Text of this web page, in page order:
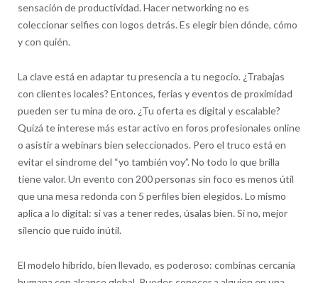
sensación de productividad. Hacer networking no es
coleccionar selfies con logos detrás. Es elegir bien dónde, cómo
y con quién.
La clave está en adaptar tu presencia a tu negocio. ¿Trabajas
con clientes locales? Entonces, ferias y eventos de proximidad
pueden ser tu mina de oro. ¿Tu oferta es digital y escalable?
Quizá te interese más estar activo en foros profesionales online
o asistir a webinars bien seleccionados. Pero el truco está en
evitar el síndrome del “yo también voy”. No todo lo que brilla
tiene valor. Un evento con 200 personas sin foco es menos útil
que una mesa redonda con 5 perfiles bien elegidos. Lo mismo
aplica a lo digital: si vas a tener redes, úsalas bien. Si no, mejor
silencio que ruido inútil.
El modelo híbrido, bien llevado, es poderoso: combinas cercanía